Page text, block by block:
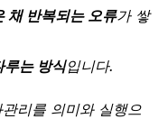
채 반복되는 오류가 쌓
루는 방식입니다.
리를 의미와 실행으